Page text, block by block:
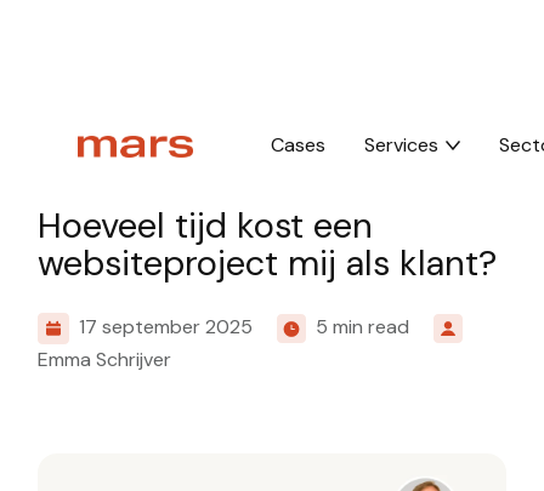
Cases Services
Culture
Hoeveel tijd kost een
websiteproject mij als klant?
17 september 2025
5 min read
Emma Schrijver